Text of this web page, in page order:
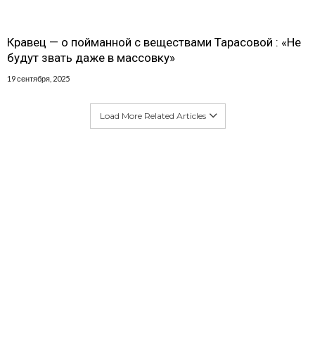
Кравец — о пойманной с веществами Тарасовой : «Не
будут звать даже в массовку»
19 сентября, 2025
Load More Related Articles